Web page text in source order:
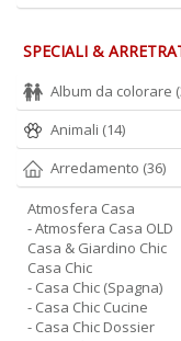
SPECIALI &
Album da colorare
Animali (14)
Arredamento (36)
Atmosfera Casa
- Atmosfera Casa OLD
Casa & Giardino Chic
Casa Chic
- Casa Chic (Spagna)
- Casa Chic Cucine
- Casa Chic Dossier